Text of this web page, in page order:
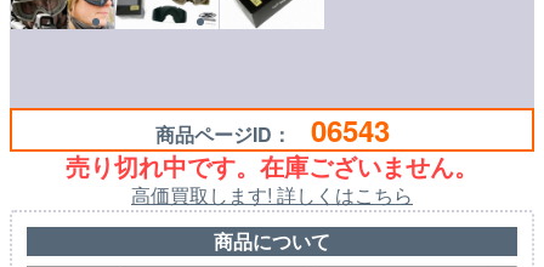
商品ページID： 06543
売り切れ中です。在庫ございません。
高価買取します! 詳しくはこちら
商品について